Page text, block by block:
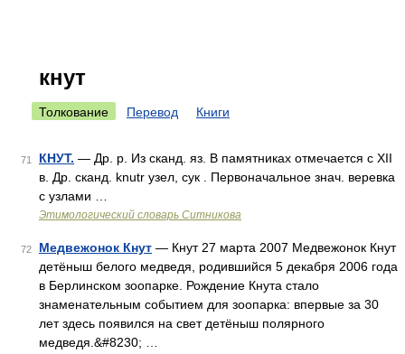
кнут
Толкование Перевод Книги
71 КНУТ. — Др. р. Из сканд. яз. В памятниках отмечается с XII
в. Др. сканд. knutr узел, сук . Первоначальное знач. веревка
с узлами …
Этимологический словарь Ситникова
72 Медвежонок Кнут — Кнут 27 марта 2007 Медвежонок Кнут
детёныш белого медведя, родившийся 5 декабря 2006 года
в Берлинском зоопарке. Рождение Кнута стало
знаменательным событием для зоопарка: впервые за 30
лет здесь появился на свет детёныш полярного
медведя.&#8230; …